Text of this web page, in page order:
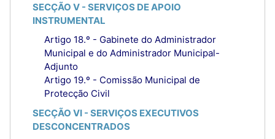
SECÇÃO V - SERVIÇOS DE APOIO
INSTRUMENTAL
Artigo 18.º - Gabinete do Administrador
Municipal e do Administrador Municipal-
Adjunto
Artigo 19.º - Comissão Municipal de
Protecção Civil
SECÇÃO VI - SERVIÇOS EXECUTIVOS
DESCONCENTRADOS